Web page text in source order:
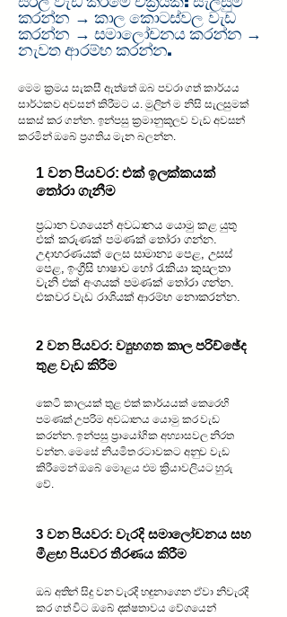
කරන්න → කාල කොටස්වල වැඩ
කරන්න → සමාලෝචනය කරන්න →
නැවත ආරම්භ කරන්න.
මෙම ක්‍රමය සැකසී ඇත්තේ ඔබ පවරා ගත් කාර්යය
සාර්ථකව අවසන් කිරීමට ය. මුලින් ම නිසි සැලසුමක්
සකස් කර ගන්න. ඉන්පසු ක්‍රමානුකූලව වැඩ අවසන්
කරමින් ඔබේ ප්‍රගතිය මැන බලන්න.
1 වන පියවර: එක් ඉලක්කයක්
තෝරා ගැනීම
ප්‍රධාන වශයෙන් අවධානය යොමු කළ යුතු
එක් කරුණක් පමණක් තෝරා ගන්න.
උදාහරණයක් ලෙස සාමාන්‍ය පෙළ, උසස්
පෙළ, ඉංග්‍රීසි භාෂාව හෝ රැකියා කුසලතා
වැනි එක් අංශයක් පමණක් තෝරා ගන්න.
එකවර වැඩ රාශියක් ආරම්භ නොකරන්න.
2 වන පියවර: ව්‍යුහගත කාල පරිච්ඡේද
තුළ වැඩ කිරීම
කෙටි කාලයක් තුළ එක් කාර්යයක් කෙරෙහි
පමණක් උපරිම අවධානය යොමු කර වැඩ
කරන්න. ඉන්පසු ප්‍රායෝගික අභ්‍යාසවල නිරත
වන්න. මෙසේ නියමිත රටාවකට අනුව වැඩ
කිරීමෙන් ඔබේ මොළය එම ක්‍රියාවලියට හුරු
වේ.
3 වන පියවර: වැරදි සමාලෝචනය සහ
මීළඟ පියවර තීරණය කිරීම
ඔබ අතින් සිදු වන වැරදි හඳුනාගෙන ඒවා නිවැරදි
කර ගත් විට ඔබේ දක්ෂතාවය වේගයෙන්